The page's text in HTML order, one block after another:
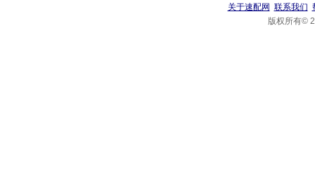
关于速配网 联系我们
版权所有©